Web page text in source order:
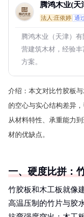
腾鸿木业(天
法人:庄依婷 通
腾鸿木业（天津）
营建筑木材，经验
方案。
介绍： 本文对比竹胶板
的空心与实心结构差异
从材料特性、承重能力
材的优缺点。
一、硬度比拼：
竹胶板和木工板就像
高温压制的竹片与胶